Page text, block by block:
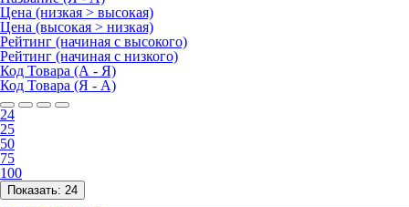
Цена (низкая > высокая)
Цена (высокая > низкая)
Рейтинг (начиная с высокого)
Рейтинг (начиная с низкого)
Код Товара (А - Я)
Код Товара (Я - А)
24
25
50
75
100
Показать: 24